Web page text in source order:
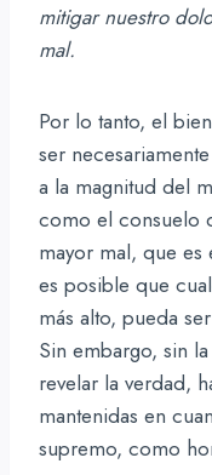
mitigar nuestro
mal.
Por lo tanto, el
ser
a la magnitud del
como el consuelo
mayor mal, que
es posible que
más alto, pueda
Sin embargo, sin
revelar la verdad,
mantenidas en
supremo, como